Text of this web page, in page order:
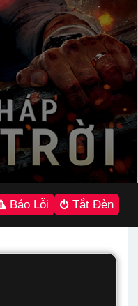
Báo Lỗi Tắt Đèn